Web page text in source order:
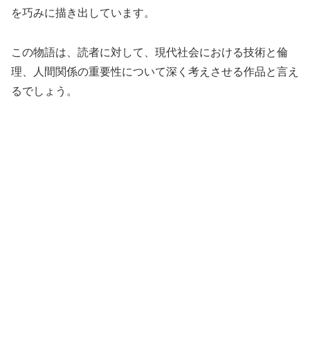
を巧みに描き出しています。
この物語は、読者に対して、現代社会における技術と倫
理、人間関係の重要性について深く考えさせる作品と言え
るでしょう。